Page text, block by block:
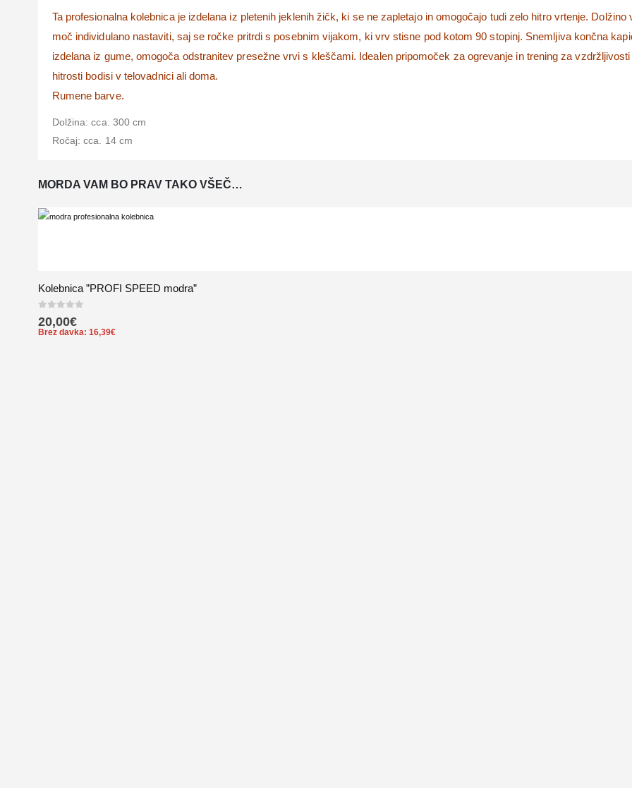
Ta profesionalna kolebnica je izdelana iz pletenih jeklenih žičk, ki se ne zapletajo in omogočajo tudi zelo hitro vrtenje. Dolžino
moč individulano nastaviti, saj se ročke pritrdi s posebnim vijakom, ki vrv stisne pod kotom 90 stopinj. Snemljiva končna
izdelana iz gume, omogoča odstranitev presežne vrvi s kleščami. Idealen pripomoček za ogrevanje in trening za vzdržljivosti
hitrosti bodisi v telovadnici ali doma.
Rumene barve.
Dolžina: cca. 300 cm
Ročaj: cca. 14 cm
MORDA VAM BO PRAV TAKO VŠEČ…
Kolebnica ”PROFI SPEED modra”
0out of 5
20,00€
Brez davka: 16,39€